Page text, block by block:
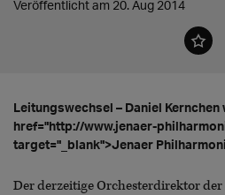
Veröffentlicht am 20. Aug 2014
Leitungswechsel – Daniel
href="http://www.jenaer-
target="_blank">Jenaer
Der derzeitige Orchesterdirektor